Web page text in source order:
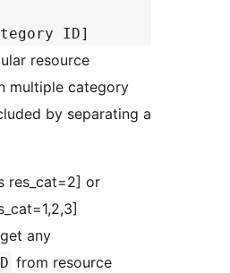
ID]
resource
multiple category
by separating a
res_cat=2] or
any
from resource